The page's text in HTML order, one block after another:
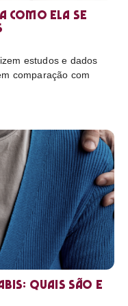
como ela se
estudos e dados
comparação com
Quais são e